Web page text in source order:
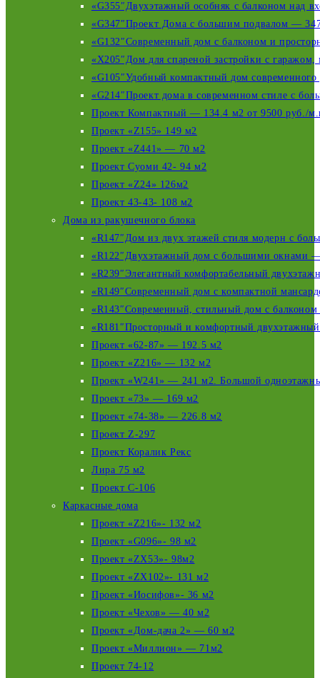
«G355″Двухэтажный особняк c балконом над
«G347″Проект Дома с большим подвалом —
«G132″Современный дом с балконом и
«X205″Дом для спареной застройки с
«G105″Удобный компактный дом
«G214″Проект дома в современном стиле с
Проект Компактный — 134.4 м2 от 9500 руб./
Проект «Z155» 149 м2
Проект «Z441» — 70 м2
Проект Суоми 42- 94 м2
Проект «Z24» 126м2
Проект 43-43- 108 м2
Дома из ракушечного блока
«R147″Дом из двух этажей стиля модерн с
«R122″Двухэтажный дом с большими окнами
«R239″Элегантный комфортабельный
«R149″Современный дом с компактной
«R143″Современный, стильный дом с
«R181″Просторный и комфортный
Проект «62-87» — 192.5 м2
Проект «Z216» — 132 м2
Проект «W241» — 241 м2. Большой
Проект «73» — 169 м2
Проект «74-38» — 226.8 м2
Проект Z-297
Проект Коралик Рекс
Лира 75 м2
Проект С-106
Каркасные дома
Проект «Z216»- 132 м2
Проект «G096»- 98 м2
Проект «ZX53»- 98м2
Проект «ZX102»- 131 м2
Проект «Иосифов»- 36 м2
Проект «Чехов» — 40 м2
Проект «Дом-дача 2» — 60 м2
Проект «Миллион» — 71м2
Проект 74-12